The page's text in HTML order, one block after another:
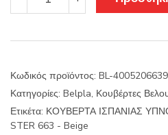
ΙΣΠΑΝΙΑΣ
663
-
Beige
ποσότητα
Κωδικός προϊόντος: BL-
Κατηγορίες: Belpla, Κουβέρτες
Ετικέτα: ΚΟΥΒΕΡΤΑ ΙΣΠΑΝΙΑΣ
STER 663 - Beige